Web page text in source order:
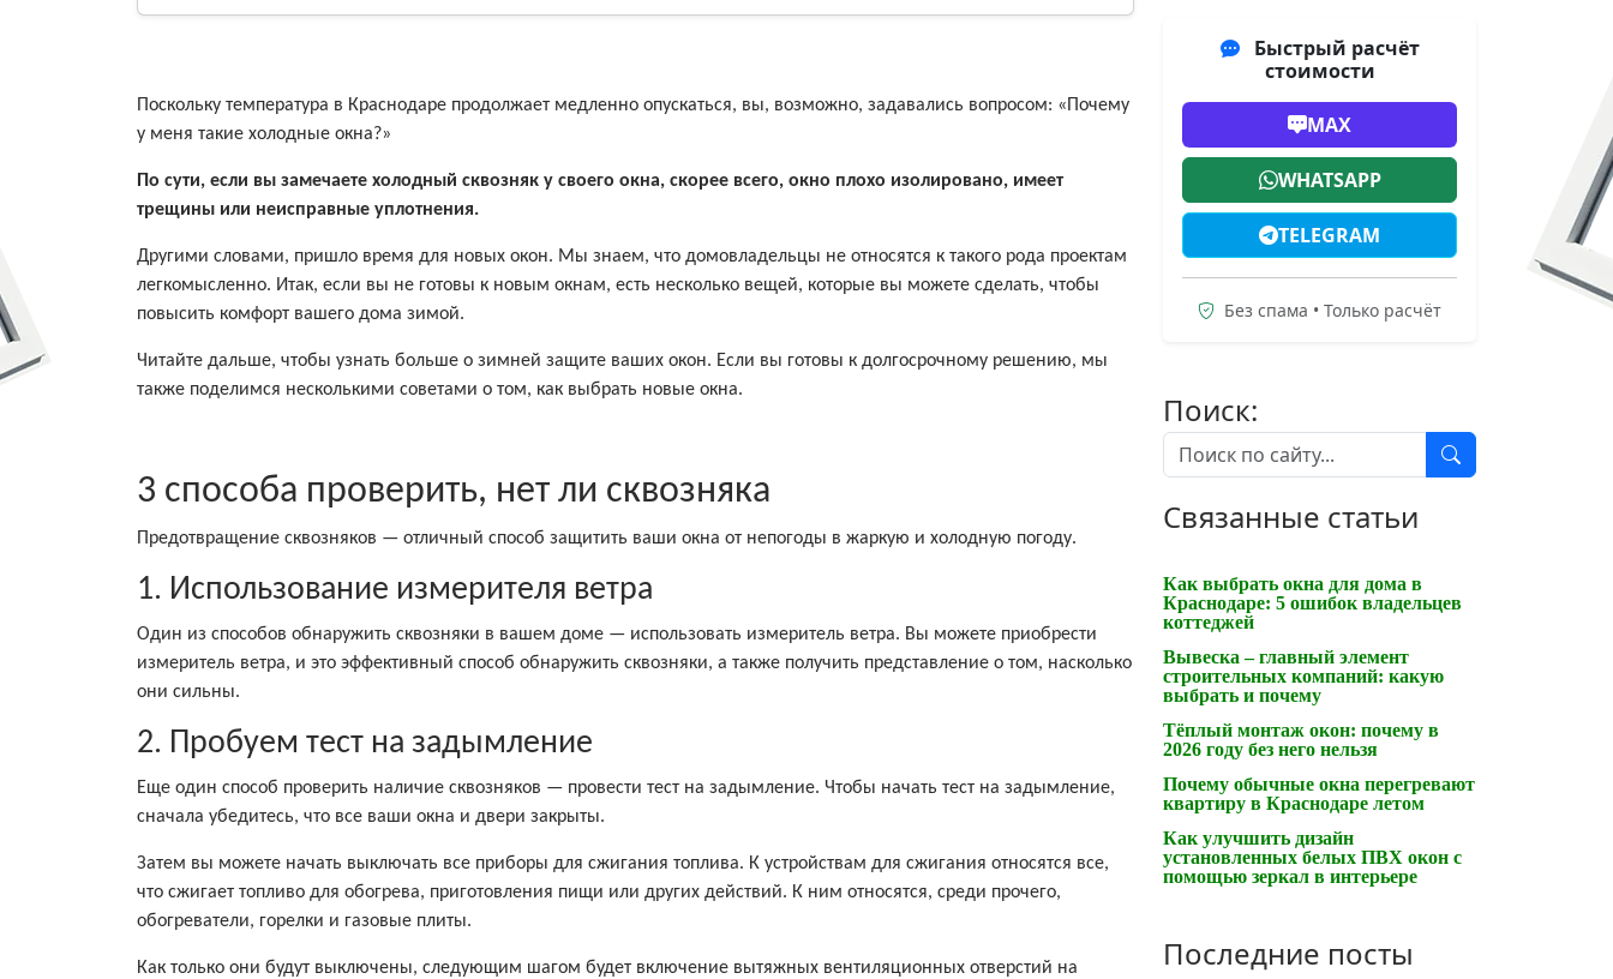
Поскольку температура в Краснодаре продолжает медленно опускаться, вы, возможно, задавались вопросом: «Почему
у меня такие холодные окна?»
По сути, если вы замечаете холодный сквозняк у своего окна, скорее всего, окно плохо изолировано, имеет
трещины или неисправные уплотнения.
Другими словами, пришло время для новых окон. Мы знаем, что домовладельцы не относятся к такого рода проектам
легкомысленно. Итак, если вы не готовы к новым окнам, есть несколько вещей, которые вы можете сделать, чтобы
повысить комфорт вашего дома зимой.
Читайте дальше, чтобы узнать больше о зимней защите ваших окон. Если вы готовы к долгосрочному решению, мы
также поделимся несколькими советами о том, как выбрать новые окна.
3 способа проверить, нет ли сквозняка
Предотвращение сквозняков — отличный способ защитить ваши окна от непогоды в жаркую и холодную погоду.
1. Использование измерителя ветра
Один из способов обнаружить сквозняки в вашем доме — использовать измеритель ветра. Вы можете приобрести
измеритель ветра, и это эффективный способ обнаружить сквозняки, а также получить представление о том, насколько
они сильны.
2. Пробуем тест на задымление
Еще один способ проверить наличие сквозняков — провести тест на задымление. Чтобы начать тест на задымление,
сначала убедитесь, что все ваши окна и двери закрыты.
Затем вы можете начать выключать все приборы для сжигания топлива. К устройствам для сжигания относятся все,
что сжигает топливо для обогрева, приготовления пищи или других действий. К ним относятся, среди прочего,
обогреватели, горелки и газовые плиты.
Как только они будут выключены, следующим шагом будет включение вытяжных вентиляционных отверстий на
Быстрый расчёт
стоимости
MAX
WHATSAPP
TELEGRAM
Без спама • Только расчёт
Поиск:
Связанные статьи
Как выбрать окна для дома в
Краснодаре: 5 ошибок владельцев
коттеджей
Вывеска – главный элемент
строительных компаний: какую
выбрать и почему
Тёплый монтаж окон: почему в
2026 году без него нельзя
Почему обычные окна перегревают
квартиру в Краснодаре летом
Как улучшить дизайн
установленных белых ПВХ окон с
помощью зеркал в интерьере
Последние посты